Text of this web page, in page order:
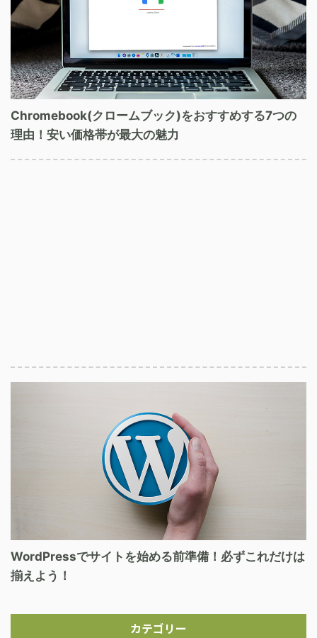
Chromebook(クロームブック)をおすすめする7つの
理由！安い価格帯が最大の魅力
WordPressでサイトを始める前準備！必ずこれだけは
揃えよう！
カテゴリー